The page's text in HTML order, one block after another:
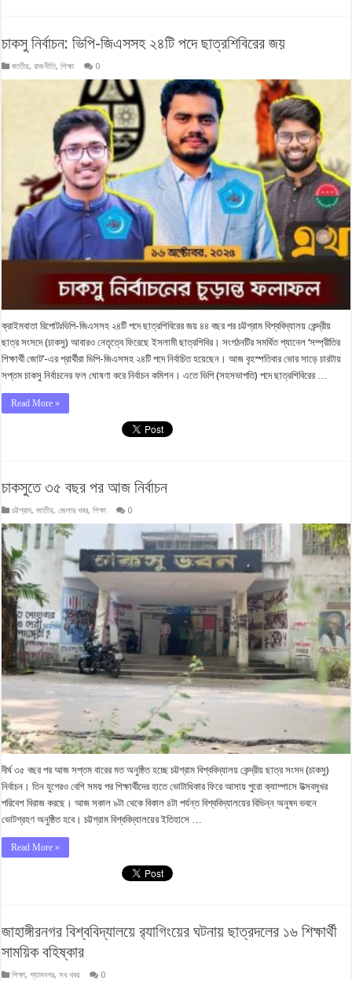
চাকসু নির্বাচন: ভিপি-জিএসসহ ২৪টি পদে ছাত্রশিবিরের জয়
জাতীয়,রাজনীতি,শিক্ষা 0
ক্রাইমবাতা রিপোটঃভিপি-জিএসসহ ২৪টি পদে ছাত্রশিবিরের জয় ৪৪ বছর পর চট্টগ্রাম বিশ্ববিদ্যালয় কেন্দ্রীয়
ছাত্র সংসদে (চাকসু) আবারও নেতৃত্বে ফিরেছে ইসলামী ছাত্রশিবির। সংগঠনটির সমর্থিত প্যানেল ‘সম্প্রীতির
শিক্ষার্থী জোট’-এর প্রার্থীরা ভিপি-জিএসসহ ২৪টি পদে নির্বাচিত হয়েছেন। আজ বৃহস্পতিবার ভোর সাড়ে চারটায়
সপ্তম চাকসু নির্বাচনের ফল ঘোষণা করে নির্বাচন কমিশন। এতে ভিপি (সহসভাপতি) পদে ছাত্রশিবিরের …
Read More »
চাকসুতে ৩৫ বছর পর আজ নির্বাচন
চট্টগ্রাম,জাতীয়,জেলার খবর,শিক্ষা 0
দীর্ঘ ৩৫ বছর পর আজ সপ্তম বারের মত অনুষ্ঠিত হচ্ছে চট্টগ্রাম বিশ্ববিদ্যালয় কেন্দ্রীয় ছাত্র সংসদ (চাকসু)
নির্বাচন। তিন যুগেরও বেশি সময় পর শিক্ষার্থীদের হাতে ভোটাধিকার ফিরে আসায় পুরো ক্যাম্পাসে উত্সবমুখর
পরিবেশ বিরাজ করছে। আজ সকাল ৯টা থেকে বিকাল ৪টা পর্যন্ত বিশ্ববিদ্যালয়ের বিভিন্ন অনুষদ ভবনে
ভোটগ্রহণ অনুষ্ঠিত হবে। চট্টগ্রাম বিশ্ববিদ্যালয়ের ইতিহাসে …
Read More »
জাহাঙ্গীরনগর বিশ্ববিদ্যালয়ে র‍্যাগিংয়ের ঘটনায় ছাত্রদলের ১৬ শিক্ষার্থী
সাময়িক বহিষ্কার
শিক্ষা,শ্যামনগর,সব খবর 0